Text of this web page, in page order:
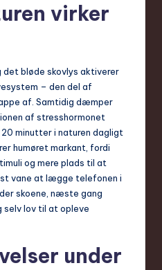
virker
bløde skovlys aktiverer
– den del af
af. Samtidig dæmper
af stresshormonet
minutter i naturen dagligt
humøret markant, fordi
og mere plads til at
vane at lægge telefonen i
skoene, næste gang
lov til at opleve
under